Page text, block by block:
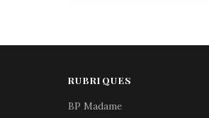
RUBRIQUES
BP Madame